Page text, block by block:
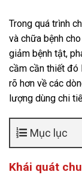
Trong quá trình
và chữa bệnh
giảm bệnh tật,
cầm cần thiết đó
rõ hơn về các
lượng dùng chi
Mục lục
Khái quát